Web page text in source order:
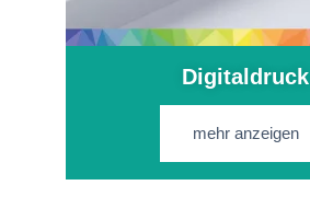
Digitaldruck
mehr anzeigen